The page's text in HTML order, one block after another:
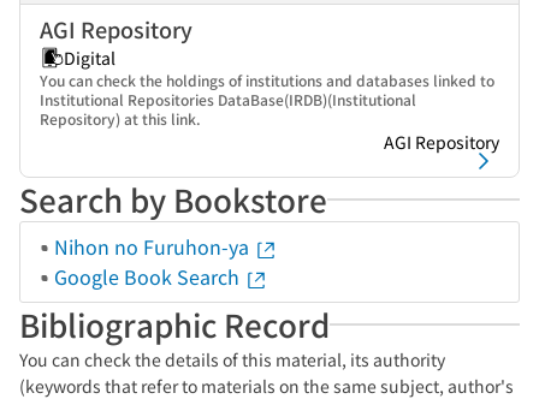
AGI Repository
Digital
You can check the holdings of institutions and databases linked to
Institutional Repositories DataBase(IRDB)(Institutional
Repository) at this link.
AGI Repository
Search by Bookstore
Nihon no Furuhon-ya
Google Book Search
Bibliographic Record
You can check the details of this material, its authority
(keywords that refer to materials on the same subject, author's